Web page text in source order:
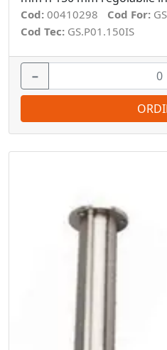
Cod: 00410298 Cod For:
Cod Tec: GS.P01.150IS
−